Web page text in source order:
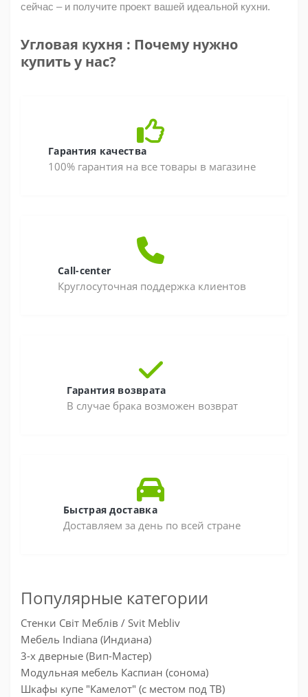
сейчас – и получите проект вашей идеальной кухни.
Угловая кухня : Почему нужно
купить у нас?
Гарантия качества
100% гарантия на все товары в магазине
Call-center
Круглосуточная поддержка клиентов
Гарантия возврата
В случае брака возможен возврат
Быстрая доставка
Доставляем за день по всей стране
Популярные категории
Стенки Світ Меблів / Svit Mebliv
Мебель Indiana (Индиана)
3-х дверные (Вип-Мастер)
Модульная мебель Каспиан (сонома)
Шкафы купе "Камелот" (с местом под ТВ)